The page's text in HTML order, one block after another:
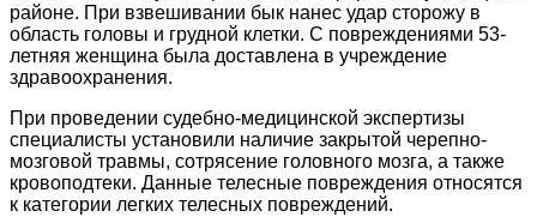
районе. При взвешивании бык нанес удар сторожу в
область головы и грудной клетки. С повреждениями 53-
летняя женщина была доставлена в учреждение
здравоохранения.
При проведении судебно-медицинской экспертизы
специалисты установили наличие закрытой черепно-
мозговой травмы, сотрясение головного мозга, а также
кровоподтеки. Данные телесные повреждения относятся
к категории легких телесных повреждений.